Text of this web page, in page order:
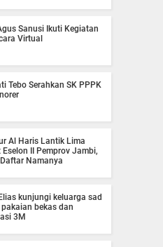
Sanusi Ikuti Kegiatan
Virtual
Tebo Serahkan SK PPPK
Al Haris Lantik Lima
II Pemprov Jambi,
Namanya
kunjungi keluarga sad
bekas dan
3M